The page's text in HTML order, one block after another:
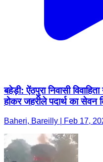
बहेड़ी: ऐंठपुरा निवासी
होकर जहरीले पदार्थ का सेवन
Baheri, Bareilly | Feb 17,